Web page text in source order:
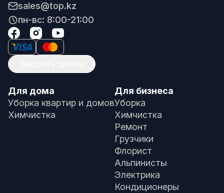
sales@top.kz
пн-вс: 8:00-21:00
Для дома
Уборка квартир и домов
Химчистка
Для бизнеса
Уборка
Химчистка
Ремонт
Грузчики
Флорист
Альпинисты
Электрика
Кондиционеры